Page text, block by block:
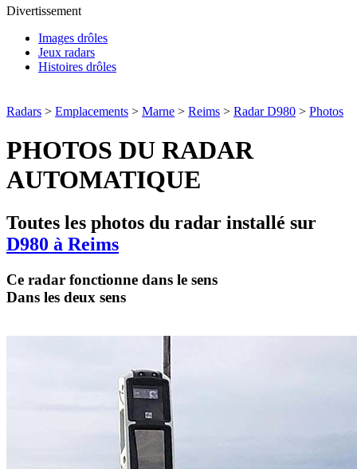
Divertissement
Images drôles
Jeux radars
Histoires drôles
Radars > Emplacements > Marne > Reims > Radar D980 > Photos
PHOTOS DU RADAR
AUTOMATIQUE
Toutes les photos du radar installé sur
D980 à Reims
Ce radar fonctionne dans le sens
Dans les deux sens